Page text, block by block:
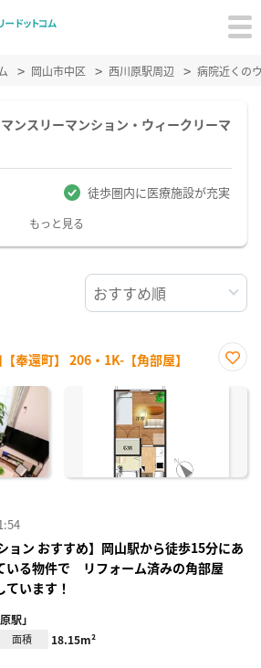
岡山市中区 西川原駅周辺 病院近くの
ンスリーマンション・ウィークリーマ
徒歩圏内に医療施設が充実
もっと見る
奉還町】 206・1K-【角部屋】
に入
ョン おすすめ】岡山駅から徒歩15分にあ
いる物件で リフォーム済みの角部屋
います！
駅」
面積 18.15m²